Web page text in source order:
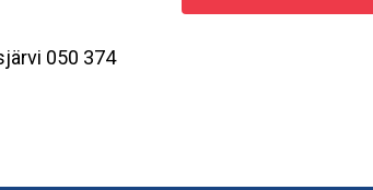
050 374